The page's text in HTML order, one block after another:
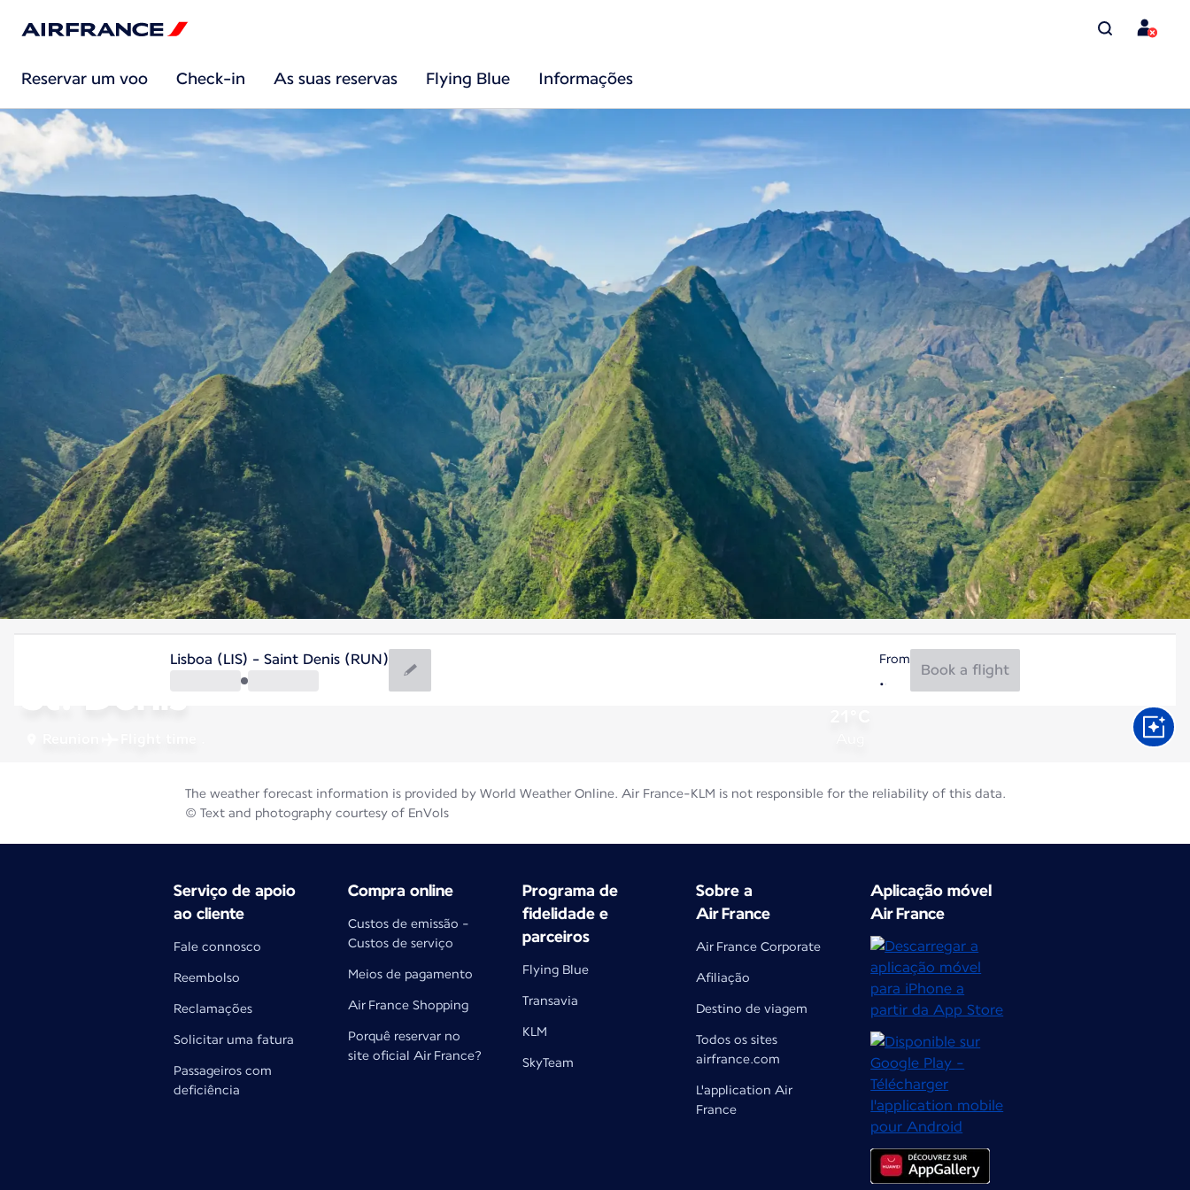
Reservar um voo Check-in As suas reservas Flying Blue Informações
St. Denis
Lisboa (LIS) - Saint Denis (RUN) From
Book a flight
The weather forecast information is provided by World Weather Online. Air France-KLM is not responsible for the reliability of this data.
© Text and photography courtesy of EnVols
Serviço de apoio
ao cliente
Fale connosco
Reembolso
Reclamações
Solicitar uma fatura
Passageiros com
deficiência
Compra online
Custos de emissão -
Custos de serviço
Meios de pagamento
Air France Shopping
Porquê reservar no
site oficial Air France?
Programa de
fidelidade e
parceiros
Flying Blue
Transavia
KLM
SkyTeam
Sobre a
Air France
Air France Corporate
Afiliação
Destino de viagem
Todos os sites
airfrance.com
L'application Air
France
Aplicação móvel
Air France